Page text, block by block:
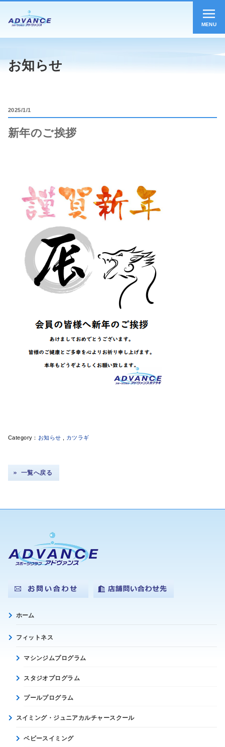
MENU
お知らせ
2025 1/1
新年のご挨拶
お知らせ カツラギ
一覧へ戻る
ホーム
フィットネス
マシンジムプログラム
スタジオプログラム
プールプログラム
スイミング・ジュニアカルチャースクール
ベビースイミング